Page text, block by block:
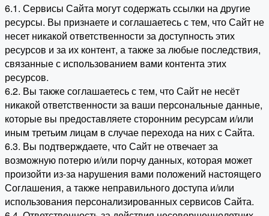
6.1. Сервисы Сайта могут содержать ссылки на другие
ресурсы. Вы признаете и соглашаетесь с тем, что Сайт не
несет никакой ответственности за доступность этих
ресурсов и за их контент, а также за любые последствия,
связанные с использованием вами контента этих
ресурсов.
6.2. Вы также соглашаетесь с тем, что Сайт не несёт
никакой ответственности за ваши персональные данные,
которые вы предоставляете сторонним ресурсам и/или
иным третьим лицам в случае перехода на них с Сайта.
6.3. Вы подтверждаете, что Сайт не отвечает за
возможную потерю и/или порчу данных, которая может
произойти из-за нарушения вами положений настоящего
Соглашения, а также неправильного доступа и/или
использования персонализированных сервисов Сайта.